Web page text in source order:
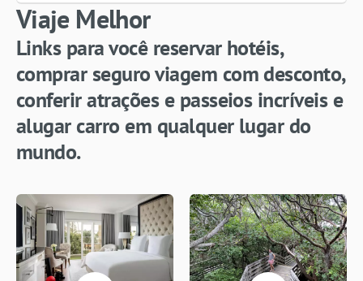
Viaje Melhor
Links para você reservar hotéis,
comprar seguro viagem com desconto,
conferir atrações e passeios incríveis e
alugar carro em qualquer lugar do
mundo.